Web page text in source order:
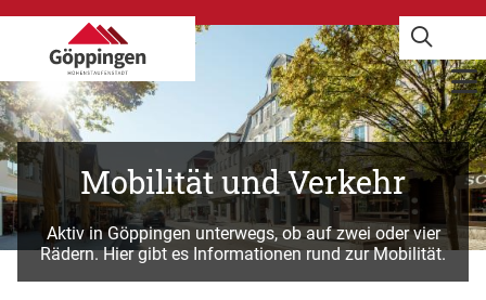
Mobilität und Verkehr
Aktiv in Göppingen unterwegs, ob auf zwei oder vier
Rädern. Hier gibt es Informationen rund zur Mobilität.